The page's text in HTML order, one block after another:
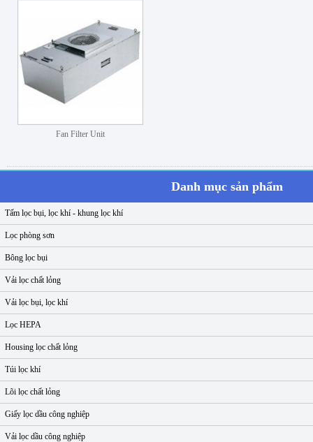
Fan Filter Unit
Danh mục sản phẩm
Tấm lọc bụi, lọc khí - khung lọc khí
Lọc phòng sơn
Bông lọc bụi
Vải lọc chất lỏng
Vải lọc bụi, lọc khí
Lọc HEPA
Housing lọc chất lỏng
Túi lọc khí
Lõi lọc chất lỏng
Giấy lọc dầu công nghiệp
Vải lọc dầu công nghiệp